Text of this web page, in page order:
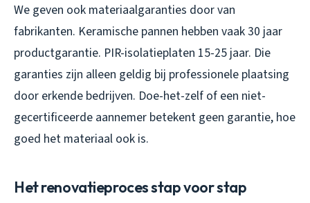
We geven ook materiaalgaranties door van
fabrikanten. Keramische pannen hebben vaak 30 jaar
productgarantie. PIR-isolatieplaten 15-25 jaar. Die
garanties zijn alleen geldig bij professionele plaatsing
door erkende bedrijven. Doe-het-zelf of een niet-
gecertificeerde aannemer betekent geen garantie, hoe
goed het materiaal ook is.
Het renovatieproces stap voor stap